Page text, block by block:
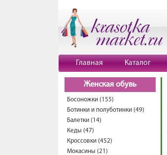
Главная Каталог
Женская обувь
Босоножки (155)
Ботинки и полуботинки (49)
Балетки (14)
Кеды (47)
Кроссовки (452)
Мокасины (21)